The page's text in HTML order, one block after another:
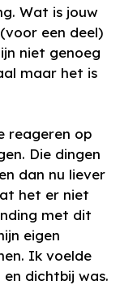
Wat is jouw
een deel)
niet genoeg
maar het is
reageren op
Die dingen
dan nu liever
het er niet
met dit
eigen
Ik voelde
dichtbij was.